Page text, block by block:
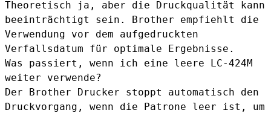
Theoretisch ja, aber die Druckqualität kann
beeinträchtigt sein. Brother empfiehlt die
Verwendung vor dem aufgedruckten
Verfallsdatum für optimale Ergebnisse.
Was passiert, wenn ich eine leere LC-424M
weiter verwende?
Der Brother Drucker stoppt automatisch den
Druckvorgang, wenn die Patrone leer ist, um